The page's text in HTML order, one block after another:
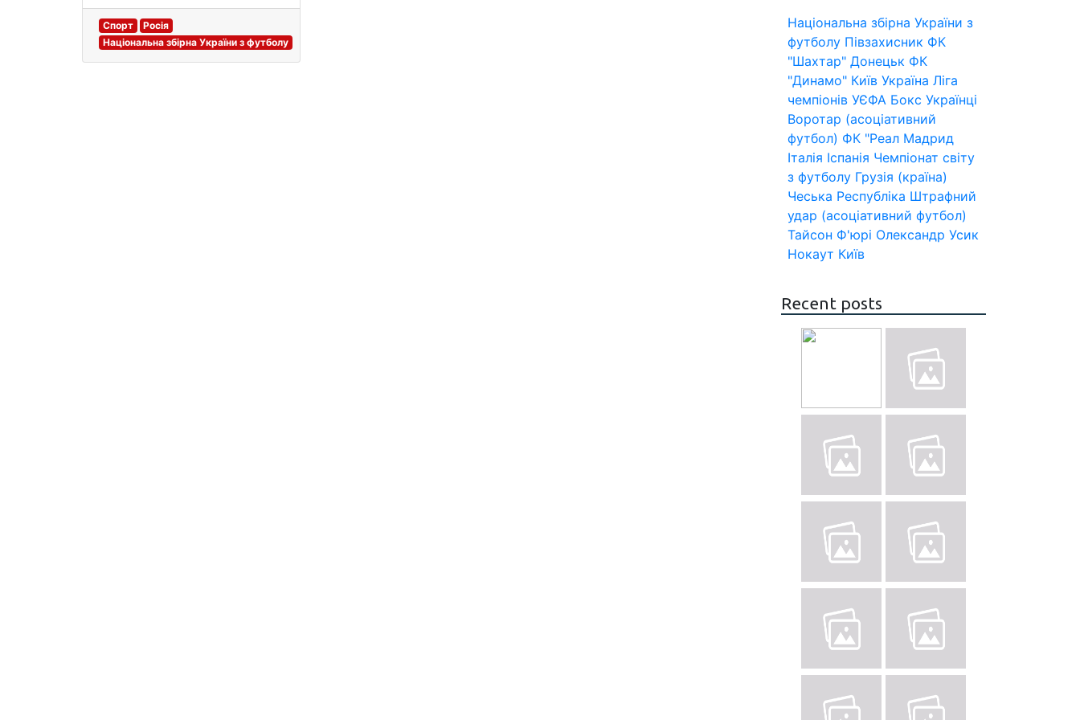
Спорт
Росія
Національна збірна України з футболу
Національна збірна України з
футболу Півзахисник ФК
"Шахтар" Донецьк ФК
"Динамо" Київ Україна Ліга
чемпіонів УЄФА Бокс Українці
Воротар (асоціативний
футбол) ФК "Реал Мадрид
Італія Іспанія Чемпіонат світу
з футболу Грузія (країна)
Чеська Республіка Штрафний
удар (асоціативний футбол)
Тайсон Ф'юрі Олександр Усик
Нокаут Київ
Recent posts